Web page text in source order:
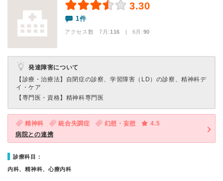
3.30
1件
アクセス数 7月:116 | 6月:90
発達障害について
【診療・治療法】 自閉症の診察、学習障害（LD）の診察、精神科デ
イ・ケア
【専門医・資格】 精神科専門医
精神科 統合失調症 幻想・妄想
4.5
病院との連携
診療科目：
内科、精神科、心療内科